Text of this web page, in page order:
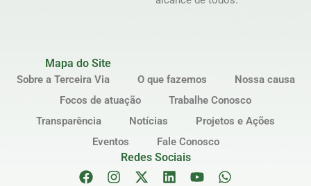
Mapa do Site
Sobre a Terceira Via O que fazemos
Nossa causa
Focos de atuação
Trabalhe Conosco
Transparência
Notícias
Projetos e Ações
Eventos
Fale Conosco
Redes Sociais